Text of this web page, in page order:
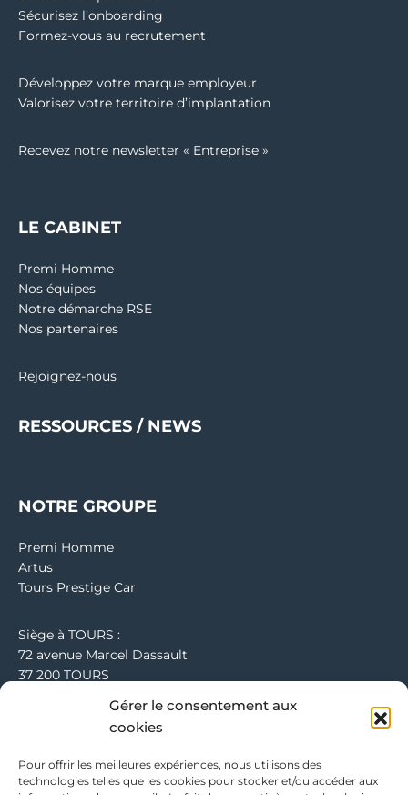
Gérer le consentement aux
cookies
Pour offrir les meilleures expériences, nous utilisons des
technologies telles que les cookies pour stocker et/ou accéder aux
Sécurisez l’onboarding
Formez-vous au recrutement
Développez votre marque employeur
Valorisez votre territoire d’implantation
Recevez notre newsletter « Entreprise »
LE CABINET
Premi Homme
Nos équipes
Notre démarche RSE
Nos partenaires
Rejoignez-nous
RESSOURCES / NEWS
NOTRE GROUPE
Premi Homme
Artus
Tours Prestige Car
Siège à TOURS :
72 avenue Marcel Dassault
37 200 TOURS
Bureau de PARIS :
Tel : 01 61 38 39 00